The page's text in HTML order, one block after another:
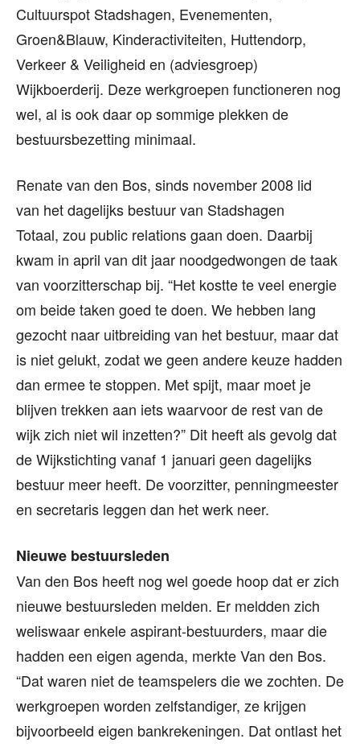
Cultuurspot Stadshagen, Evenementen,
Groen&Blauw, Kinderactiviteiten, Huttendorp,
Verkeer & Veiligheid en (adviesgroep)
Wijkboerderij. Deze werkgroepen functioneren nog
wel, al is ook daar op sommige plekken de
bestuursbezetting minimaal.
Renate van den Bos, sinds november 2008 lid
van het dagelijks bestuur van Stadshagen
Totaal, zou public relations gaan doen. Daarbij
kwam in april van dit jaar noodgedwongen de taak
van voorzitterschap bij. “Het kostte te veel energie
om beide taken goed te doen. We hebben lang
gezocht naar uitbreiding van het bestuur, maar dat
is niet gelukt, zodat we geen andere keuze hadden
dan ermee te stoppen. Met spijt, maar moet je
blijven trekken aan iets waarvoor de rest van de
wijk zich niet wil inzetten?” Dit heeft als gevolg dat
de Wijkstichting vanaf 1 januari geen dagelijks
bestuur meer heeft. De voorzitter, penningmeester
en secretaris leggen dan het werk neer.
Nieuwe bestuursleden
Van den Bos heeft nog wel goede hoop dat er zich
nieuwe bestuursleden melden. Er meldden zich
weliswaar enkele aspirant-bestuurders, maar die
hadden een eigen agenda, merkte Van den Bos.
“Dat waren niet de teamspelers die we zochten. De
werkgroepen worden zelfstandiger, ze krijgen
bijvoorbeeld eigen bankrekeningen. Dat ontlast het